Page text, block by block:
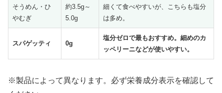
そうめん・ひ
やむぎ
約3.5g～
5.0g
細くて食べやすいが、こちらも塩分
は多め。
スパゲッティ 0g
塩分ゼロで最もおすすめ。細めのカ
ッペリーニなどが使いやすい。
※製品によって異なります。必ず栄養成分表示を確認して